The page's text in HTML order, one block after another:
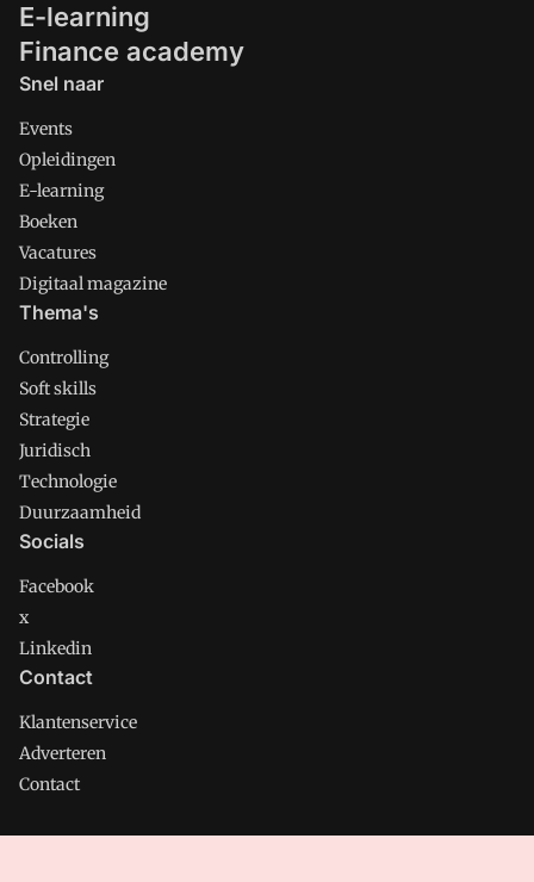
E-learning
Finance academy
Snel naar
Events
Opleidingen
E-learning
Boeken
Vacatures
Digitaal magazine
Thema's
Controlling
Soft skills
Strategie
Juridisch
Technologie
Duurzaamheid
Socials
Facebook
x
Linkedin
Contact
Klantenservice
Adverteren
Contact